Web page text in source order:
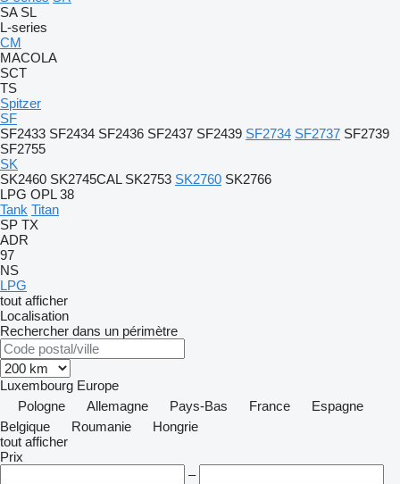
SA SL
L-series
CM
MACOLA
SCT
TS
Spitzer
SF
SF2433 SF2434 SF2436 SF2437 SF2439 SF2734 SF2737 SF2739
SF2755
SK
SK2460 SK2745CAL SK2753 SK2760 SK2766
LPG OPL 38
Tank Titan
SP TX
ADR
97
NS
LPG
tout afficher
Localisation
Rechercher dans un périmètre
Luxembourg Europe
Pologne
Allemagne Pays-Bas France
Espagne
Belgique
Roumanie
Hongrie
tout afficher
Prix
–